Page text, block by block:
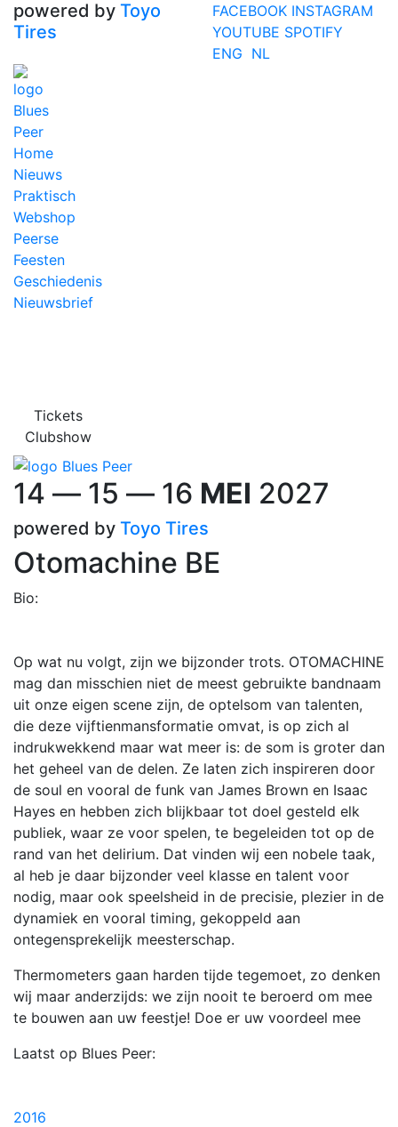
powered by Toyo
Tires
FACEBOOK INSTAGRAM
YOUTUBE SPOTIFY
ENG NL
Home
Nieuws
Praktisch
Webshop
Peerse
Feesten
Geschiedenis
Nieuwsbrief
Tickets
Clubshow
14 ― 15 ― 16 MEI 2027
powered by Toyo Tires
Otomachine BE
Bio:
Op wat nu volgt, zijn we bijzonder trots. OTOMACHINE
mag dan misschien niet de meest gebruikte bandnaam
uit onze eigen scene zijn, de optelsom van talenten,
die deze vijftienmansformatie omvat, is op zich al
indrukwekkend maar wat meer is: de som is groter dan
het geheel van de delen. Ze laten zich inspireren door
de soul en vooral de funk van James Brown en Isaac
Hayes en hebben zich blijkbaar tot doel gesteld elk
publiek, waar ze voor spelen, te begeleiden tot op de
rand van het delirium. Dat vinden wij een nobele taak,
al heb je daar bijzonder veel klasse en talent voor
nodig, maar ook speelsheid in de precisie, plezier in de
dynamiek en vooral timing, gekoppeld aan
ontegensprekelijk meesterschap.
Thermometers gaan harden tijde tegemoet, zo denken
wij maar anderzijds: we zijn nooit te beroerd om mee
te bouwen aan uw feestje! Doe er uw voordeel mee
Laatst op Blues Peer:
2016